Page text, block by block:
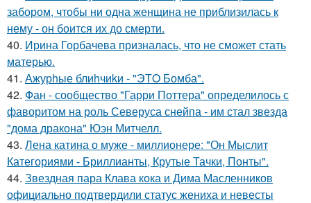
забором, чтобы ни одна женщина не приблизилась к
нему - он боится их до смерти.
40. Ирина Горбачева призналась, что не сможет стать
матерью.
41. Ажурhые блиhчиkи - "ЭТO Бомба".
42. Фан - сообщество "Гарри Поттера" определилось с
фаворитом на роль Северуса снейпа - им стал звезда
"дома дракона" Юэн Митчелл.
43. Лена катина о муже - миллионере: "Он Мыслит
Категориями - Бриллианты, Крутые Тачки, Понты".
44. Звездная пара Клава кока и Дима Масленников
официально подтвердили статус жениха и невесты